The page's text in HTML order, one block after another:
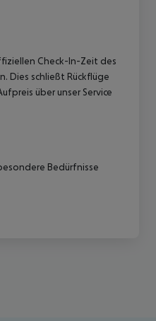
Check-In-Zeit des
Dies schließt Rückflüge
über unser Service
Bedürfnisse